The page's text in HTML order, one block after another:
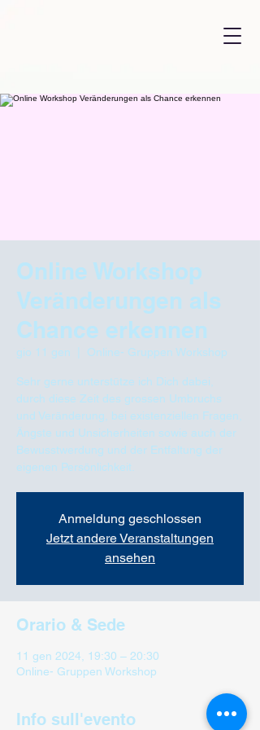
Online Workshop
Veränderungen als
Chance erkennen
gio 11 gen Online- Gruppen Workshop
Sehr gerne unterstütze ich Dich dabei,
durch diese Zeit des grossen Umbruchs
und Veränderung, bei existenziellen Fragen,
Ängste und Unsicherheiten sowie auch der
Bewusstwerdung und der Entfaltung der
eigenen Persönlichkeit.
Anmeldung geschlossen
Jetzt andere Veranstaltungen
ansehen
Orario & Sede
11 gen 2024, 19:30 – 20:30
Online- Gruppen Workshop
Info sull'evento